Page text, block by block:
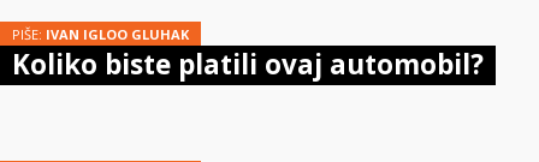
PIŠE: IVAN IGLOO GLUHAK
Koliko biste platili ovaj automobil?